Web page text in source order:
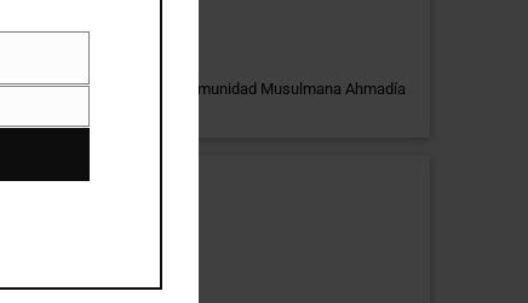
Misionero de la Comunidad Musulmana Ahmadía